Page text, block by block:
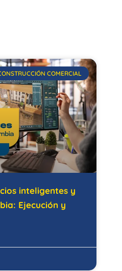
COMERCIAL
inteligentes y
Ejecución y